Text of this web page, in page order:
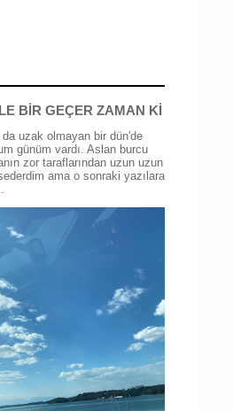
BİR GEÇER ZAMAN Kİ
da uzak olmayan bir dün'de
günüm vardı. Aslan burcu
zor taraflarından uzun uzun
ama o sonraki yazılara